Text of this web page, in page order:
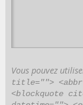
Vous pouvez
title="">
<blockquote